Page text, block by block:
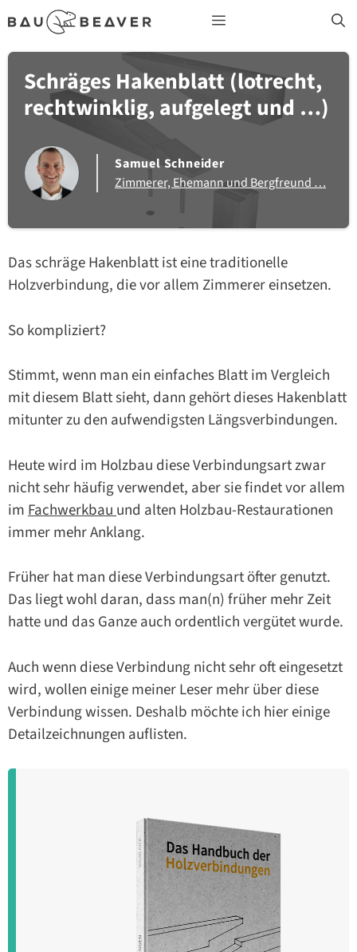
Inhalt
springen
Menü
Schräges Hakenblatt (lotrecht,
rechtwinklig, aufgelegt und …)
Samuel Schneider
Zimmerer, Ehemann und Bergfreund …
Das schräge Hakenblatt ist eine traditionelle
Holzverbindung, die vor allem Zimmerer einsetzen.
So kompliziert?
Stimmt, wenn man ein einfaches Blatt im Vergleich
mit diesem Blatt sieht, dann gehört dieses Hakenblatt
mitunter zu den aufwendigsten Längsverbindungen.
Heute wird im Holzbau diese Verbindungsart zwar
nicht sehr häufig verwendet, aber sie findet vor allem
imFachwerkbauund alten Holzbau-Restaurationen
immer mehr Anklang.
Früher hat man diese Verbindungsart öfter genutzt.
Das liegt wohl daran, dass man(n) früher mehr Zeit
hatte und das Ganze auch ordentlich vergütet wurde.
Auch wenn diese Verbindung nicht sehr oft eingesetzt
wird, wollen einige meiner Leser mehr über diese
Verbindung wissen. Deshalb möchte ich hier einige
Detailzeichnungen auflisten.